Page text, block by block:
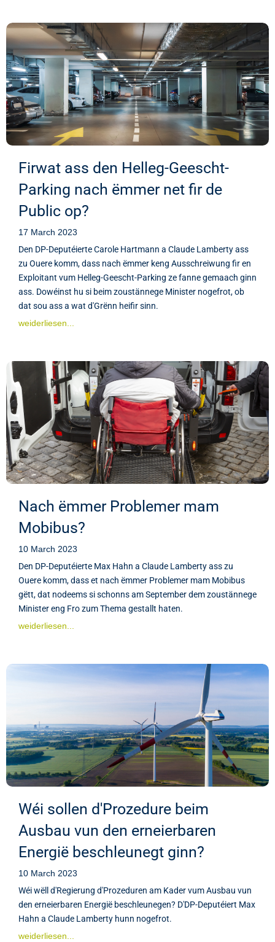
Firwat ass den Helleg-Geescht-
Parking nach ëmmer net fir de
Public op?
17 March 2023
Den DP-Deputéierte Carole Hartmann a Claude Lamberty ass
zu Ouere komm, dass nach ëmmer keng Ausschreiwung fir en
Exploitant vum Helleg-Geescht-Parking ze fanne gemaach ginn
ass. Dowéinst hu si beim zoustännege Minister nogefrot, ob
dat sou ass a wat d'Grënn heifir sinn.
weiderliesen...
Nach ëmmer Problemer mam
Mobibus?
10 March 2023
Den DP-Deputéierte Max Hahn a Claude Lamberty ass zu
Ouere komm, dass et nach ëmmer Problemer mam Mobibus
gëtt, dat nodeems si schonns am September dem zoustännege
Minister eng Fro zum Thema gestallt haten.
weiderliesen...
Wéi sollen d'Prozedure beim
Ausbau vun den erneierbaren
Energië beschleunegt ginn?
10 March 2023
Wéi wëll d'Regierung d'Prozeduren am Kader vum Ausbau vun
den erneierbaren Energië beschleunegen? D'DP-Deputéiert Max
Hahn a Claude Lamberty hunn nogefrot.
weiderliesen...